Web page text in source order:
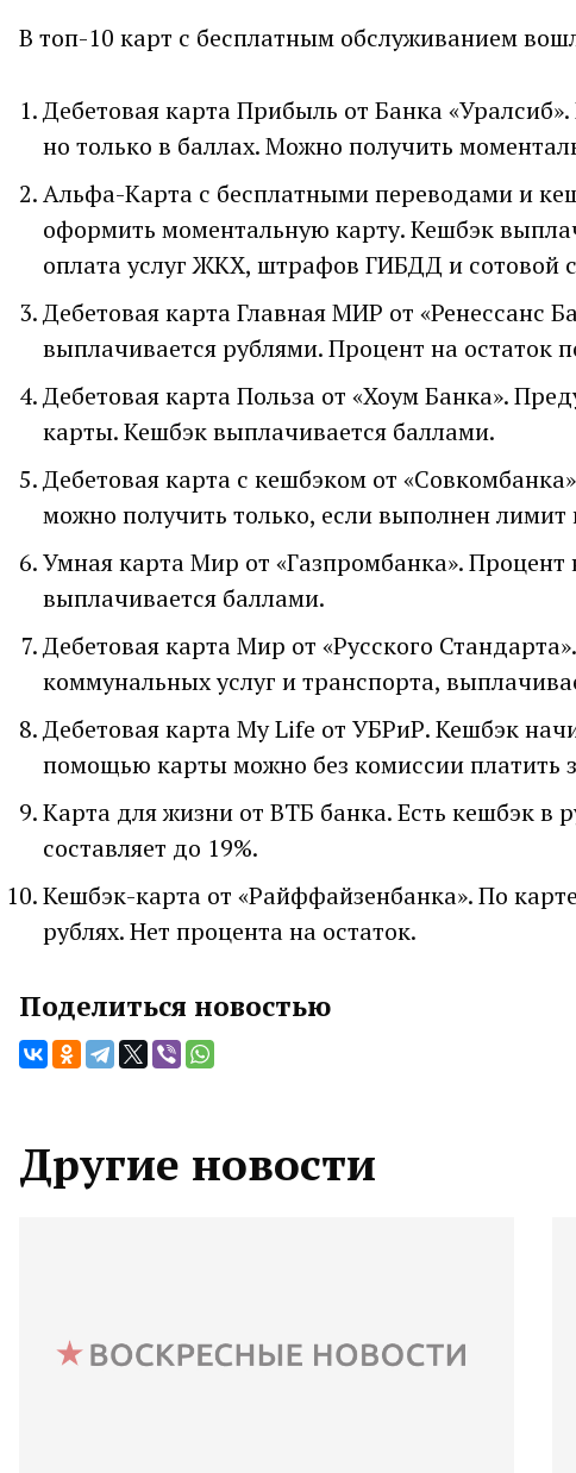
В топ-10 карт с бесплатным обслуживанием
Дебетовая карта Прибыль от Банка
но только в баллах. Можно получить
Альфа-Карта с бесплатными переводами и
оформить моментальную карту. Кешбэк
оплата услуг ЖКХ, штрафов ГИБДД и сотовой
Дебетовая карта Главная МИР от «Ренессанс
выплачивается рублями. Процент на остаток
Дебетовая карта Польза от «Хоум Банка».
карты. Кешбэк выплачивается баллами.
Дебетовая карта с кешбэком от
можно получить только, если выполнен
Умная карта Мир от «Газпромбанка».
выплачивается баллами.
Дебетовая карта Мир от «Русского
коммунальных услуг и транспорта,
Дебетовая карта My Life от УБРиР. Кешбэк
помощью карты можно без комиссии платить
Карта для жизни от ВТБ банка. Есть кешбэк в
составляет до 19%.
Кешбэк-карта от «Райффайзенбанка». По
рублях. Нет процента на остаток.
Поделиться новостью
Другие новости